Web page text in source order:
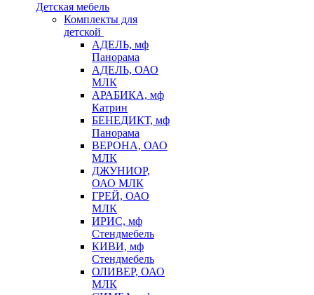
Детская мебель
Комплекты для
детской
АДЕЛЬ, мф
Панорама
АДЕЛЬ, ОАО
МЛК
АРАБИКА, мф
Катрин
БЕНЕДИКТ, мф
Панорама
ВЕРОНА, ОАО
МЛК
ДЖУНИОР,
ОАО МЛК
ГРЕЙ, ОАО
МЛК
ИРИС, мф
Стендмебель
КИВИ, мф
Стендмебель
ОЛИВЕР, ОАО
МЛК